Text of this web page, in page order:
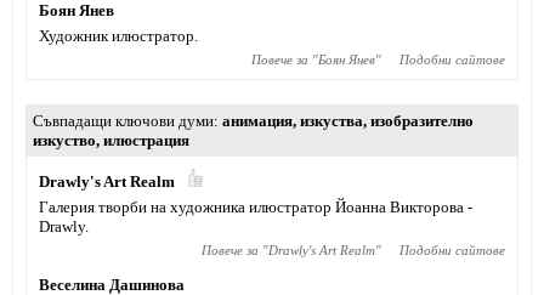
Боян Янев
Художник илюстратор.
Повече за "Боян Янев" Подобни сайтове
Съвпадащи ключови думи анимация, изкуства, изобразително
изкуство, илюстрация
Drawly's Art Realm
Галерия творби на художника илюстратор Йоанна Викторова -
Drawly.
Повече за "Drawly's Art Realm" Подобни сайтове
Веселина Дашинова